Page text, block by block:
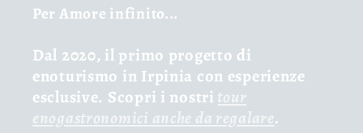
Per Amore infinito...
Dal 2020, il primo progetto di
enoturismo in Irpinia con esperienze
esclusive. Scopri i nostri tour
enogastronomici anche da regalare.